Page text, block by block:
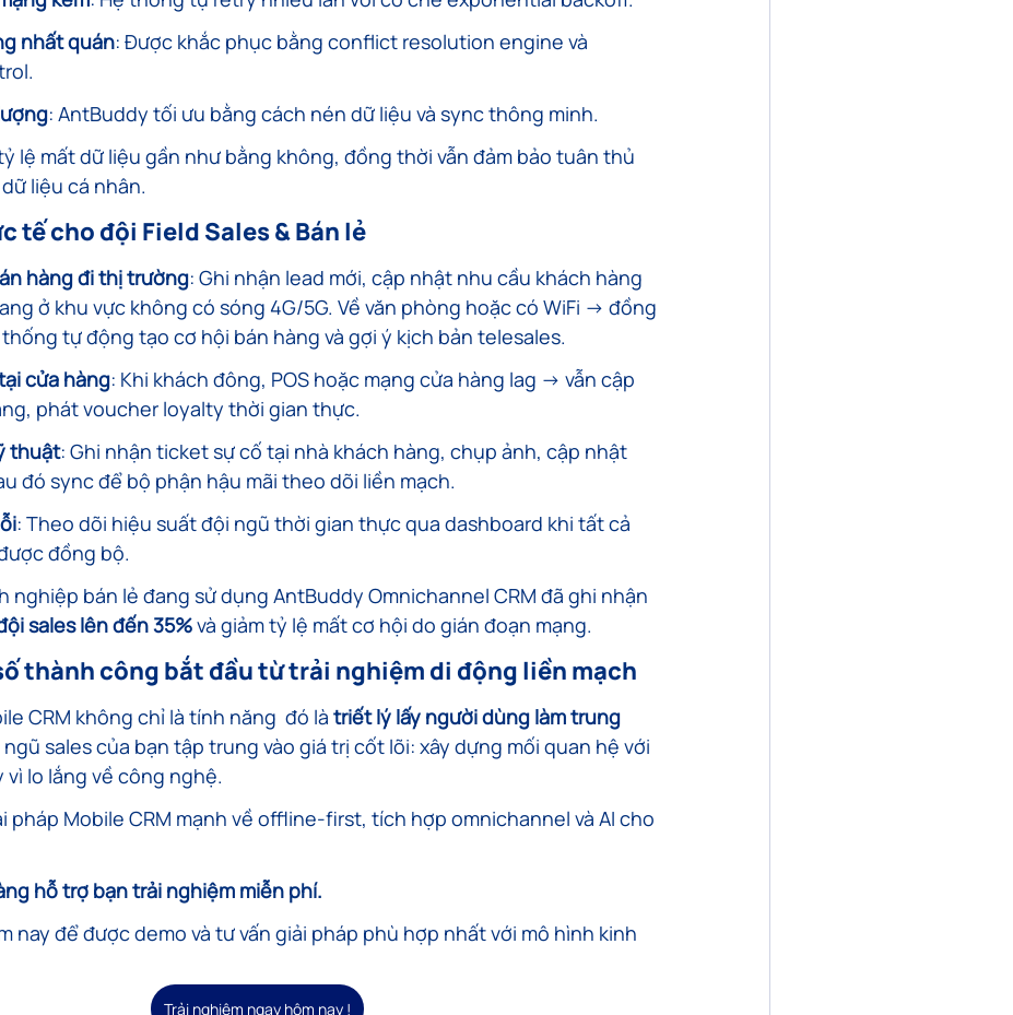
nhất quán: Được khắc phục bằng conflict resolution engine và
: AntBuddy tối ưu bằng cách nén dữ liệu và sync thông minh.
lệ mất dữ liệu gần như bằng không, đồng thời vẫn đảm bảo tuân thủ
liệu cá nhân.
tế cho đội Field Sales & Bán lẻ
hàng đi thị trường: Ghi nhận lead mới, cập nhật nhu cầu khách hàng
ở khu vực không có sóng 4G/5G. Về văn phòng hoặc có WiFi → đồng
tự động tạo cơ hội bán hàng và gợi ý kịch bản telesales.
cửa hàng: Khi khách đông, POS hoặc mạng cửa hàng lag → vẫn cập
phát voucher loyalty thời gian thực.
thuật: Ghi nhận ticket sự cố tại nhà khách hàng, chụp ảnh, cập nhật
đó sync để bộ phận hậu mãi theo dõi liền mạch.
: Theo dõi hiệu suất đội ngũ thời gian thực qua dashboard khi tất cả
đồng bộ.
nghiệp bán lẻ đang sử dụng AntBuddy Omnichannel CRM đã ghi nhận
sales lên đến 35% và giảm tỷ lệ mất cơ hội do gián đoạn mạng.
thành công bắt đầu từ trải nghiệm di động liền mạch
CRM không chỉ là tính năng  đó là triết lý lấy người dùng làm trung
ngũ sales của bạn tập trung vào giá trị cốt lõi: xây dựng mối quan hệ với
lo lắng về công nghệ.
pháp Mobile CRM mạnh về offline-first, tích hợp omnichannel và AI cho
hỗ trợ bạn trải nghiệm miễn phí.
nay để được demo và tư vấn giải pháp phù hợp nhất với mô hình kinh
Trải nghiệm ngay hôm nay !